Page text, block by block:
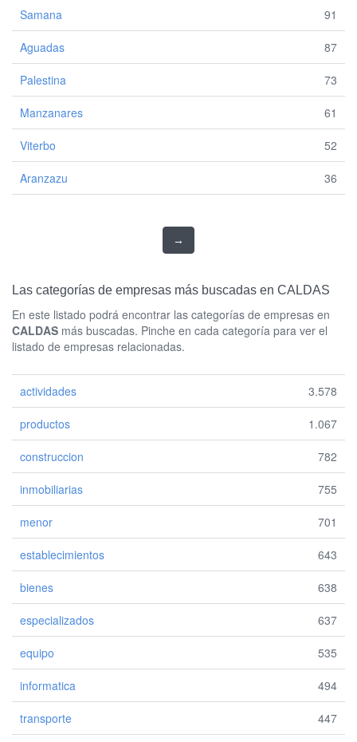
Samana 91
Aguadas 87
Palestina 73
Manzanares 61
Viterbo 52
Aranzazu 36
→
Las categorías de empresas más buscadas en CALDAS
En este listado podrá encontrar las categorías de empresas en
CALDAS más buscadas. Pinche en cada categoría para ver el
listado de empresas relacionadas.
actividades 3.578
productos 1.067
construccion 782
inmobiliarias 755
menor 701
establecimientos 643
bienes 638
especializados 637
equipo 535
informatica 494
transporte 447